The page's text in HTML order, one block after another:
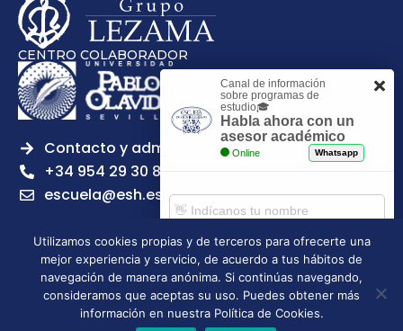
CENTRO COLABORADOR
Contacto y admisiones
+34 954 29 30 81
escuela@esh.es
Legal notice Privacy Policy
Cookies Policy
Escuela Superior de Hostelería de Sevilla | 2026 | Todos los
Utilizamos cookies propias y de terceros para ofrecerte una
mejor experiencia y servicio, de acuerdo a tus hábitos de
navegación de manera anónima. Si continúas navegando,
consideramos que aceptas su uso. Puedes obtener más
información en nuestra Política de Cookies.
Canal de información
sobre programas de
estudio🎓
Habla ahora con un
asesor académico
Online Whatsapp
Comenzar chat